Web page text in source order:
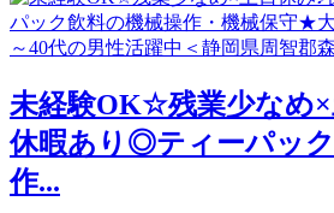
未経験OK☆残業少なめ×
休暇あり◎ティーパッ
作...